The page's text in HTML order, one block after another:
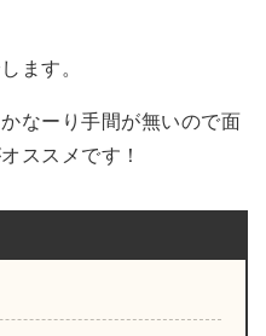
ます。
なーり手間が無いので面
ススメです！